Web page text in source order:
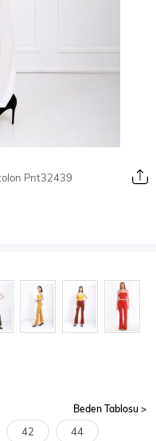
Crop & Büstiyer
Pnt32439
Beden Tablosu
42 44